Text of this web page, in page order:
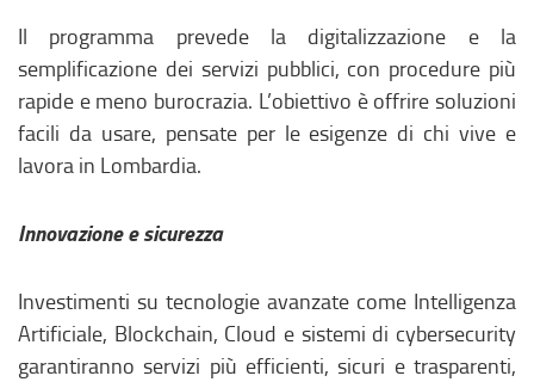
Il programma prevede la digitalizzazione e la
semplificazione dei servizi pubblici, con procedure più
rapide e meno burocrazia. L’obiettivo è offrire soluzioni
facili da usare, pensate per le esigenze di chi vive e
lavora in Lombardia.
Innovazione e sicurezza
Investimenti su tecnologie avanzate come Intelligenza
Artificiale, Blockchain, Cloud e sistemi di cybersecurity
garantiranno servizi più efficienti, sicuri e trasparenti,